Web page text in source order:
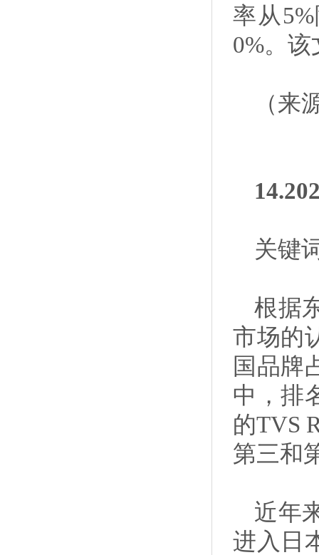
率从
0%。
（来
关键
根据
市场的
国品牌
中，排
的TVS
第三和
近年
进入日